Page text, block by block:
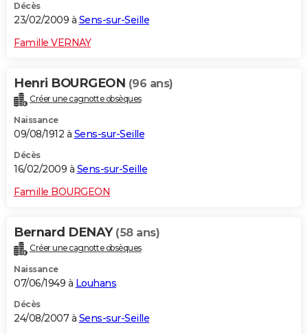
Décès
23/02/2009 à Sens-sur-Seille
Famille VERNAY
Henri BOURGEON (96 ans)
Créer une cagnotte obsèques
Naissance
09/08/1912 à Sens-sur-Seille
Décès
16/02/2009 à Sens-sur-Seille
Famille BOURGEON
Bernard DENAY (58 ans)
Créer une cagnotte obsèques
Naissance
07/06/1949 à Louhans
Décès
24/08/2007 à Sens-sur-Seille